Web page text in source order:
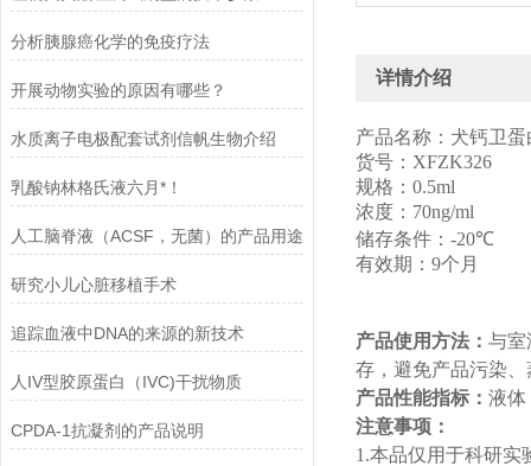
分析胰腺癌化学的免疫疗法
开展动物实验的原因有哪些？
水质离子电极配套试剂信帆生物介绍
乳酸钠林格氏液六月*！
人工脑脊液（ACSF，无菌）的产品用途
研究小儿心脏移植手术
追踪血液中DNA的来源的新技术
人IV型胶原蛋白（IVC)干扰物质
CPDA-1抗凝剂的产品说明
详情介绍
产品名称：犬钙卫蛋
货号： XFZK326
规格： 0.5ml
浓度： 70ng/ml
储存条件： -20℃
有效期： 9个月
产品使用方法： 与室
存，避免产品污染
产品性能指标： 液体
注意事项：
1.本品仅用于科研实